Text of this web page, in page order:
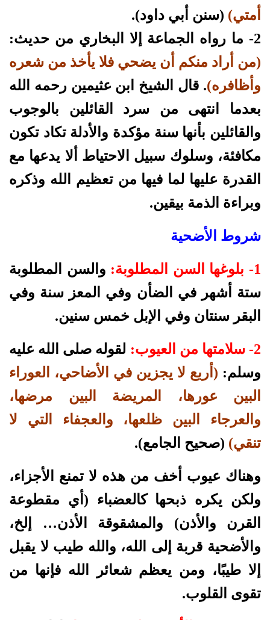
أمتي) (سنن أبي داود).
2- ما رواه الجماعة إلا البخاري من حديث:
(من أراد منكم أن يضحي فلا يأخذ من شعره
وأظافره). قال الشيخ ابن عثيمين رحمه الله
بعدما انتهى من سرد القائلين بالوجوب
والقائلين بأنها سنة مؤكدة والأدلة تكاد تكون
مكافئة، وسلوك سبيل الاحتياط ألا يدعها مع
القدرة عليها لما فيها من تعظيم الله وذكره
وبراءة الذمة بيقين.
شروط الأضحية
1- بلوغها السن المطلوبة:
والسن المطلوبة
ستة أشهر في الضأن وفي المعز سنة وفي
البقر سنتان وفي الإبل خمس سنين.
2- سلامتها من العيوب:
لقوله صلى الله عليه
وسلم: (أربع لا يجزين في الأضاحي، العوراء
البين عورها، المريضة البين مرضها،
والعرجاء البين ظلعها، والعجفاء التي لا
تنقي) (صحيح الجامع).
وهناك عيوب أخف من هذه لا تمنع الأجزاء،
ولكن يكره ذبحها كالعضباء (أي مقطوعة
القرن والأذن) والمشقوقة الأذن… إلخ،
والأضحية قربة إلى الله، والله طيب لا يقبل
إلا طيبًا، ومن يعظم شعائر الله فإنها من
تقوى القلوب.